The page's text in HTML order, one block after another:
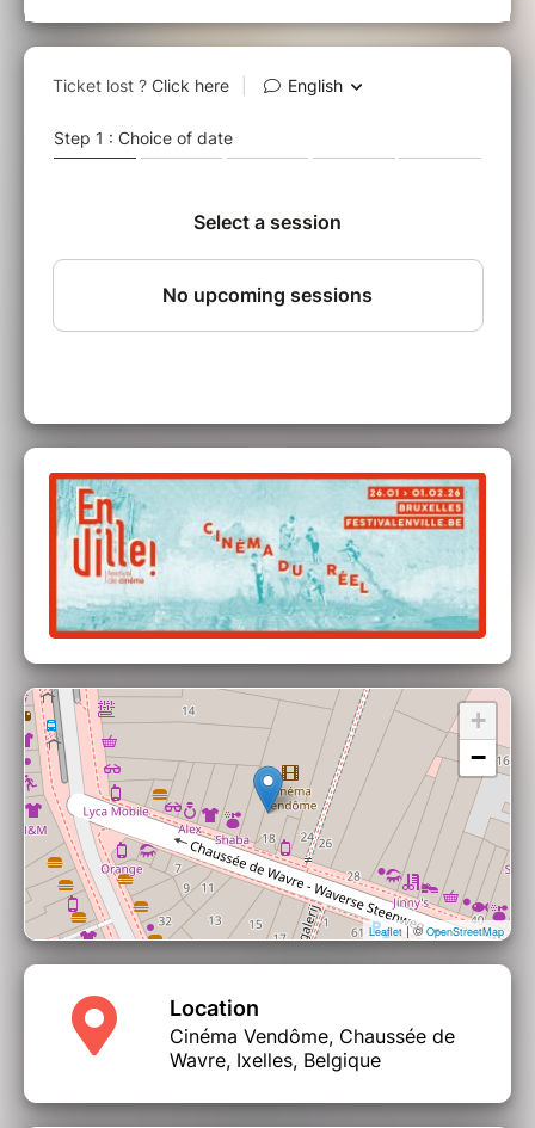
1er février à 14h.
point d’écoute (Gsara) <<<
résonance conçue par l’artiste belgo-
autour des films, avec Olivier Marboeuf.
invite chaque année un.e artiste de l’image
travail commun était les traces de la colonisation
>>> 3 Projections <<<
Préface à des fusils pour Banta
de : Mathieu Kleyebe Abonnenc
FR, 2011 – 22’ VO FR ST EN
Matongé, Ixelles
(work-in-progress - Pièce sonore et
performative présentée
Lázara Rosell Albear
)
DansMatongé, Ixelles, Lázara Rosell Albear
interroge les échos de la colonisation belge
tout en (re)construisant, ensemble avec les
habitants, l’âme de ce "quartier de continents
croisés" qu’est le Matongé d’aujourd’hui.
Electrical Gaza
de : Rosalind Nashashibi
État des lieux du cinéma du réel belge et
international de l'année,le festival En ville ! est un
événement pluriel pour raconter nos territoires,
+
−
Leaflet| ©OpenStreetMap
Location
Cinéma Vendôme, Chaussée de
Wavre, Ixelles, Belgique